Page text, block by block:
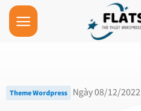
Skip
content
Theme Wordpress Ngày 08/12/2022